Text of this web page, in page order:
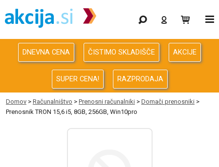
Gaming
Odprodaja
Računalništvo
Računalništvo za podjetja
Avdio Video Foto
DNEVNA CENA ČISTIMO SKLADIŠČE AKCIJE
SUPER CENA! RAZPRODAJA
Domov > Računalništvo > Prenosni računalniki > Domači prenosniki >
Prenosnik TRON 15,6 i5, 8GB, 256GB, Win10pro